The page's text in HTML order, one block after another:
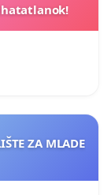
ZA MLADE